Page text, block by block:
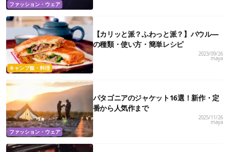
ファッション・ウェア
キャンプ飯・料理
【カリッと派？ふわっと派？】バウル―
の種類・使い方・簡単レシピ
2023/09/26
maya
ファッション・ウェア
パタゴニアのジャケット16選！新作・定
番から人気作まで
2025/11/26
maya